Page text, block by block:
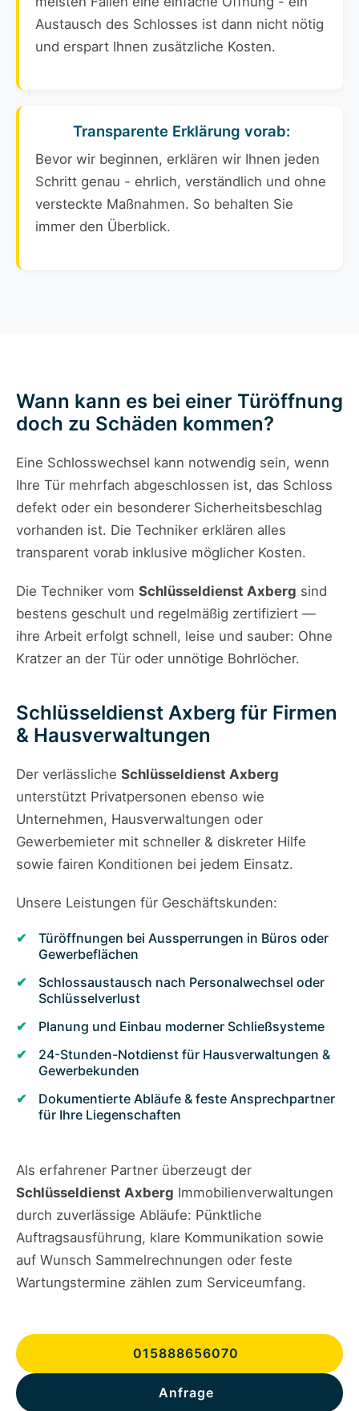
Austausch des Schlosses ist dann nicht nötig
und erspart Ihnen zusätzliche Kosten.
Transparente Erklärung vorab:
Bevor wir beginnen, erklären wir Ihnen jeden
Schritt genau - ehrlich, verständlich und ohne
versteckte Maßnahmen. So behalten Sie
immer den Überblick.
Wann kann es bei einer Türöffnung
doch zu Schäden kommen?
Eine Schlosswechsel kann notwendig sein, wenn
Ihre Tür mehrfach abgeschlossen ist, das Schloss
defekt oder ein besonderer Sicherheitsbeschlag
vorhanden ist. Die Techniker erklären alles
transparent vorab inklusive möglicher Kosten.
Die Techniker vom Schlüsseldienst Axberg sind
bestens geschult und regelmäßig zertifiziert —
ihre Arbeit erfolgt schnell, leise und sauber: Ohne
Kratzer an der Tür oder unnötige Bohrlöcher.
Schlüsseldienst Axberg für Firmen
& Hausverwaltungen
Der verlässliche Schlüsseldienst Axberg
unterstützt Privatpersonen ebenso wie
Unternehmen, Hausverwaltungen oder
Gewerbemieter mit schneller & diskreter Hilfe
sowie fairen Konditionen bei jedem Einsatz.
Unsere Leistungen für Geschäftskunden:
Türöffnungen bei Aussperrungen in Büros oder
Gewerbeflächen
Schlossaustausch nach Personalwechsel oder
Schlüsselverlust
Planung und Einbau moderner Schließsysteme
24-Stunden-Notdienst für Hausverwaltungen &
Gewerbekunden
Dokumentierte Abläufe & feste Ansprechpartner
für Ihre Liegenschaften
Als erfahrener Partner überzeugt der
Schlüsseldienst Axberg Immobilienverwaltungen
durch zuverlässige Abläufe: Pünktliche
Auftragsausführung, klare Kommunikation sowie
auf Wunsch Sammelrechnungen oder feste
Wartungstermine zählen zum Serviceumfang.
015888656070
Anfrage